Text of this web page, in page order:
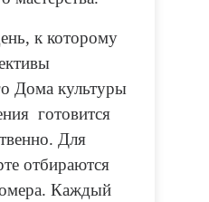
к которому
Дома культуры
готовится
Для
отбираются
Каждый